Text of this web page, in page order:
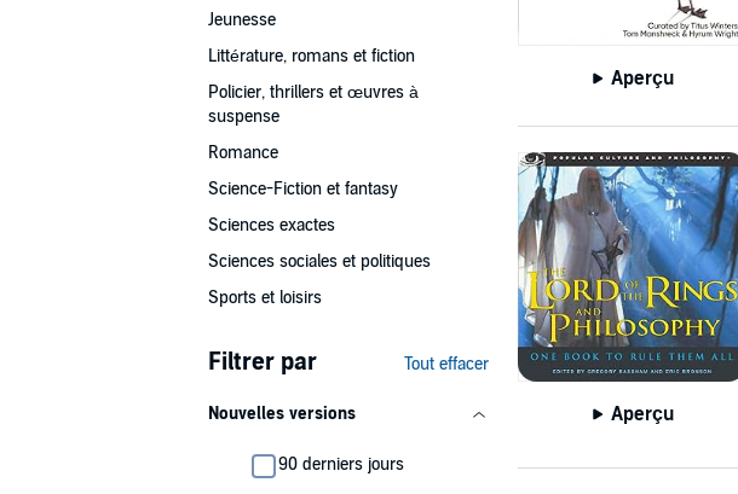
Jeunesse
Littérature, romans et fiction
Policier, thrillers et œuvres à
suspense
Romance
Science-Fiction et fantasy
Sciences exactes
Sciences sociales et politiques
Sports et loisirs
Filtrer par Tout effacer
Nouvelles versions
90 derniers jours
Aperçu
Aperçu